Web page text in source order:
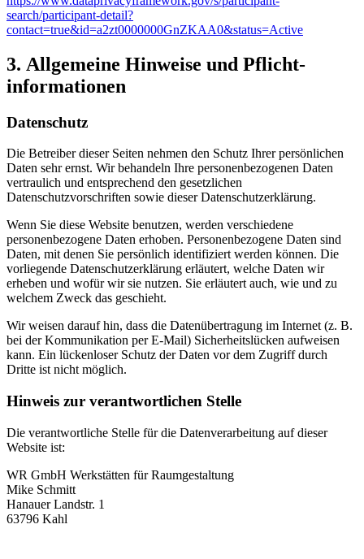
search/participant-detail?
contact=true&id=a2zt0000000GnZKAA0&status=Active
3. Allgemeine Hinweise und Pflicht­
informationen
Datenschutz
Die Betreiber dieser Seiten nehmen den Schutz Ihrer persönlichen
Daten sehr ernst. Wir behandeln Ihre personenbezogenen Daten
vertraulich und entsprechend den gesetzlichen
Datenschutzvorschriften sowie dieser Datenschutzerklärung.
Wenn Sie diese Website benutzen, werden verschiedene
personenbezogene Daten erhoben. Personenbezogene Daten sind
Daten, mit denen Sie persönlich identifiziert werden können. Die
vorliegende Datenschutzerklärung erläutert, welche Daten wir
erheben und wofür wir sie nutzen. Sie erläutert auch, wie und zu
welchem Zweck das geschieht.
Wir weisen darauf hin, dass die Datenübertragung im Internet (z. B.
bei der Kommunikation per E-Mail) Sicherheitslücken aufweisen
kann. Ein lückenloser Schutz der Daten vor dem Zugriff durch
Dritte ist nicht möglich.
Hinweis zur verantwortlichen Stelle
Die verantwortliche Stelle für die Datenverarbeitung auf dieser
Website ist:
WR GmbH Werkstätten für Raumgestaltung
Mike Schmitt
Hanauer Landstr. 1
63796 Kahl